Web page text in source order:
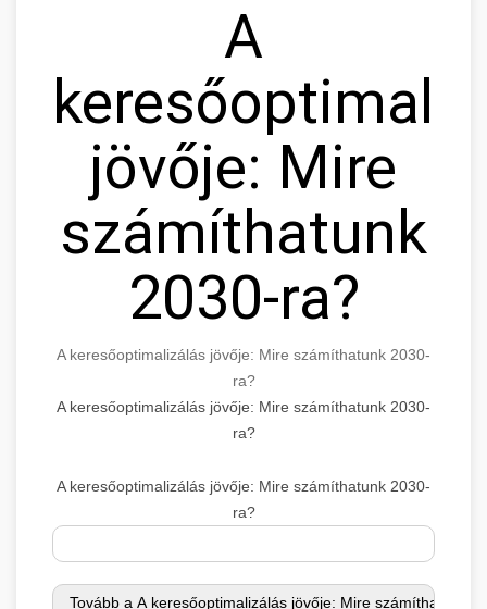
A
jövője: Mire
számíthatunk
2030-ra?
A keresőoptimalizálás jövője: Mire számíthatunk 2030-
ra?
A keresőoptimalizálás jövője: Mire számíthatunk 2030-
ra?
A keresőoptimalizálás jövője: Mire számíthatunk 2030-
ra?